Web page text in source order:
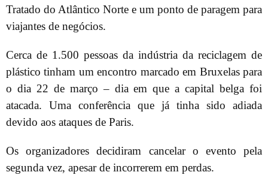
Tratado do Atlântico Norte e um ponto de paragem para
viajantes de negócios.
Cerca de 1.500 pessoas da indústria da reciclagem de
plástico tinham um encontro marcado em Bruxelas para
o dia 22 de março – dia em que a capital belga foi
atacada. Uma conferência que já tinha sido adiada
devido aos ataques de Paris.
Os organizadores decidiram cancelar o evento pela
segunda vez, apesar de incorrerem em perdas.